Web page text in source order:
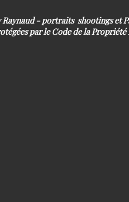
Raynaud - portraits shootings et
par le Code de la